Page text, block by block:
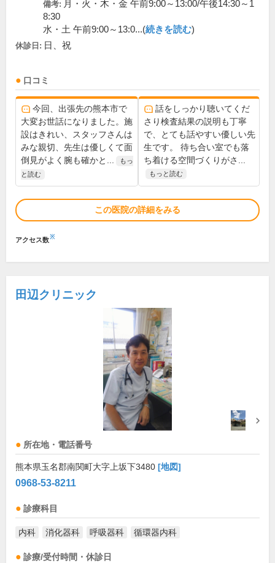
備考: 月・火・木・金 午前9:00～13:00/午後14:30～1
8:30
水・土 午前9:00～13:0...(続きを読む)
休診日: 日、祝
口コミ
今回、出張先の熊本市で
大変お世話になりました。施
設はきれい、スタッフさんは
みな親切、先生は優しくて面
倒見がよく腕も確かと...
もっ
と読む
話をしっかり聴いてくだ
さり検査結果の説明も丁寧
で、とても話やすい優しい先
生です。 待ち合い室でも落
ち着ける空間づくりがさ...
もっと読む
この医院の詳細をみる
アクセス数※
田辺クリニック
所在地・電話番号
熊本県玉名郡南関町大字上坂下3480 [地図]
0968-53-8211
診療科目
内科 消化器科 呼吸器科 循環器内科
診療/受付時間・休診日